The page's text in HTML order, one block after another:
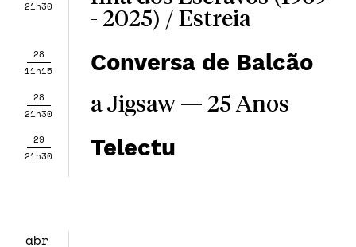
21h30
- 2025) / Estreia
28
11h15
Conversa de Balcão
28
21h30
a Jigsaw — 25 Anos
29
21h30
Telectu
abr